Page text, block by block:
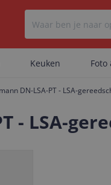
Keuken Foto
DN-LSA-PT - LSA-
- LSA-